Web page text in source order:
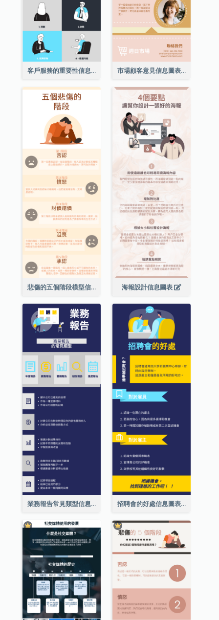
客戶服務的重要性信息圖表 市場顧客意見信息圖表
悲傷的五個階段模型信息圖表 海報設計信息圖表
業務報告常見類型信息圖表 招聘會的好處信息圖表